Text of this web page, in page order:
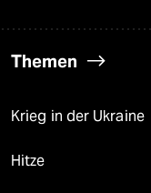
unterstützen
abo
genossenschaft
Themen
Krieg in der Ukraine
Hitze